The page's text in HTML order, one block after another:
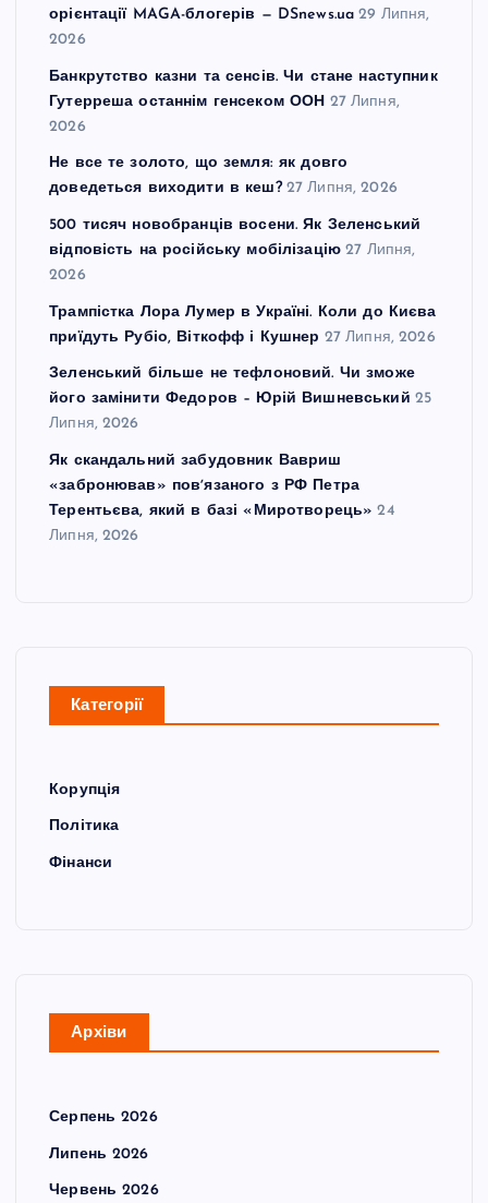
орієнтації MAGA-блогерів — DSnews.ua 29 Липня,
2026
Банкрутство казни та сенсів. Чи стане наступник
Гутерреша останнім генсеком ООН 27 Липня,
2026
Не все те золото, що земля: як довго
доведеться виходити в кеш? 27 Липня, 2026
500 тисяч новобранців восени. Як Зеленський
відповість на російську мобілізацію 27 Липня,
2026
Трампістка Лора Лумер в Україні. Коли до Києва
приїдуть Рубіо, Віткофф і Кушнер 27 Липня, 2026
Зеленський більше не тефлоновий. Чи зможе
його замінити Федоров – Юрій Вишневський 25
Липня, 2026
Як скандальний забудовник Вавриш
«забронював» повʼязаного з РФ Петра
Терентьєва, який в базі «Миротворець» 24
Липня, 2026
Категорії
Корупція
Політика
Фінанси
Архіви
Серпень 2026
Липень 2026
Червень 2026